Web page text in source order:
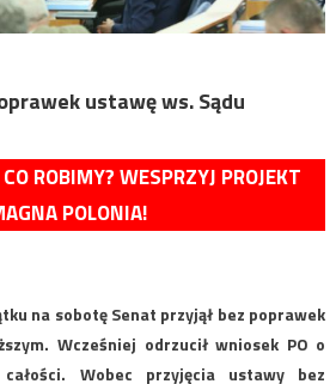
ustawę ws. Sądu
ROBIMY? WESPRZYJ PROJEKT
POLONIA!
na sobotę Senat przyjął bez poprawek
Wcześniej odrzucił wniosek PO o
Wobec przyjęcia ustawy bez